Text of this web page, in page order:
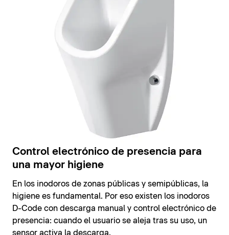
Control electrónico de presencia para
una mayor higiene
En los inodoros de zonas públicas y semipúblicas, la
higiene es fundamental. Por eso existen los inodoros
D-Code con descarga manual y control electrónico de
presencia: cuando el usuario se aleja tras su uso, un
sensor activa la descarga.